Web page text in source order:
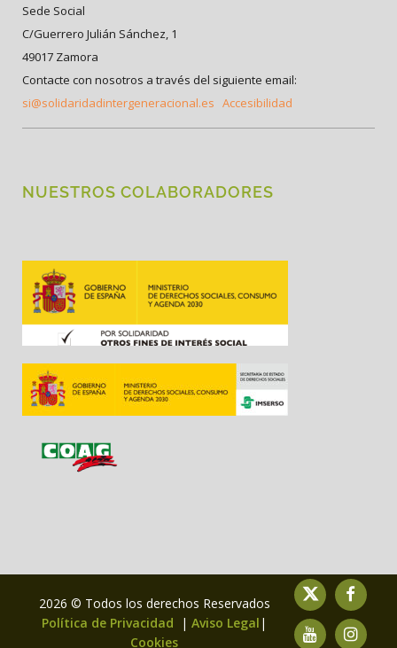
Sede Social
C/Guerrero Julián Sánchez, 1
49017 Zamora
Contacte con nosotros a través del siguiente email:
si@solidaridadintergeneracional.es Accesibilidad
NUESTROS COLABORADORES
2026 © Todos los derechos Reservados
Política de Privacidad
| Aviso Legal |
Cookies